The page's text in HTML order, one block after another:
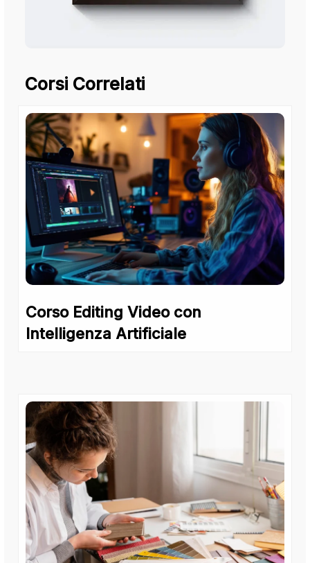
Corsi Correlati
Corso Editing Video con
Intelligenza Artificiale